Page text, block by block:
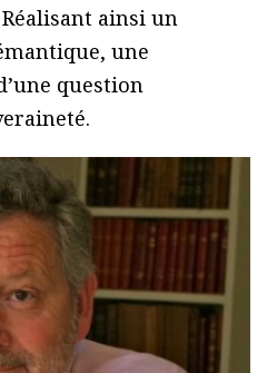
ainsi un
une
question